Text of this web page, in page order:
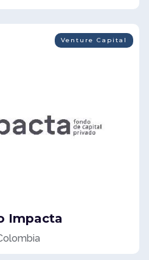
Venture Capital
Impacta